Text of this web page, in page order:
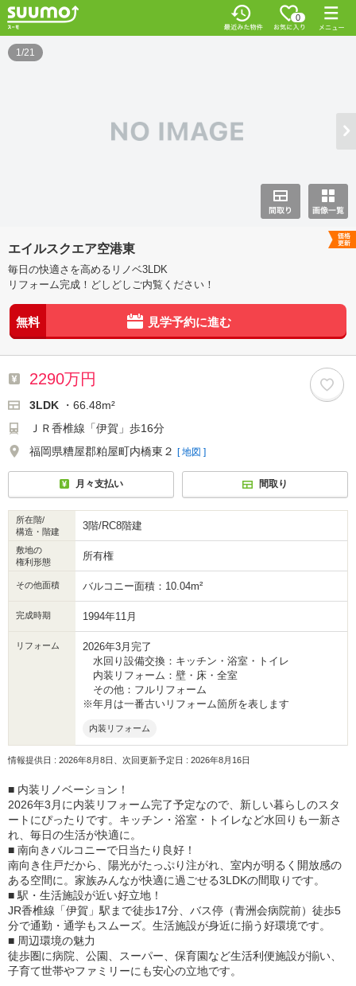
0
1/21
エイルスクエア空港東
毎日の快適さを高めるリノベ3LDK
リフォーム完成！どしどしご内覧ください！
無料 見学予約に進む
2290万円
3LDK
・66.48m²
ＪＲ香椎線「伊賀」歩16分
福岡県糟屋郡粕屋町内橋東２ [ 地図 ]
月々支払い 間取り
所在階/
構造・階建
3階/RC8階建
敷地の
権利形態
所有権
その他面積 バルコニー面積：10.04m²
完成時期 1994年11月
リフォーム
2026年3月完了
水回り設備交換：キッチン・浴室・トイレ
内装リフォーム：壁・床・全室
その他：フルリフォーム
※年月は一番古いリフォーム箇所を表します
内装リフォーム
情報提供日 : 2026年8月8日、次回更新予定日 : 2026年8月16日
■ 内装リノベーション！
2026年3月に内装リフォーム完了予定なので、新しい暮らしのスタ
ートにぴったりです。キッチン・浴室・トイレなど水回りも一新さ
れ、毎日の生活が快適に。
■ 南向きバルコニーで日当たり良好！
南向き住戸だから、陽光がたっぷり注がれ、室内が明るく開放感の
ある空間に。家族みんなが快適に過ごせる3LDKの間取りです。
■ 駅・生活施設が近い好立地！
JR香椎線「伊賀」駅まで徒歩17分、バス停（青洲会病院前）徒歩5
分で通勤・通学もスムーズ。生活施設が身近に揃う好環境です。
■ 周辺環境の魅力
徒歩圏に病院、公園、スーパー、保育園など生活利便施設が揃い、
子育て世帯やファミリーにも安心の立地です。